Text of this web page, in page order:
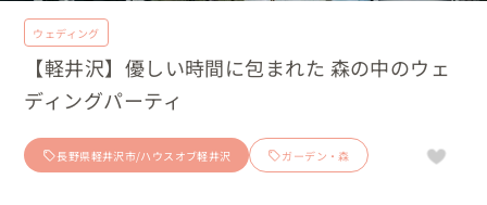
ウェディング
【軽井沢】優しい時間に包まれた 森の中のウェ
ディングパーティ
長野県軽井沢市/ハウスオブ軽井沢 ガーデン・森